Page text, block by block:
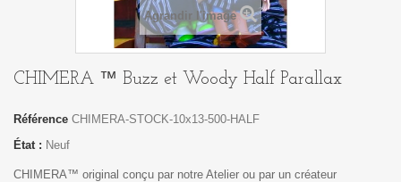
Agrandir l'image
CHIMERA ™ Buzz et Woody Half Parallax
Référence CHIMERA-STOCK-10x13-500-HALF
État : Neuf
CHIMERA™ original conçu par notre Atelier ou par un créateur